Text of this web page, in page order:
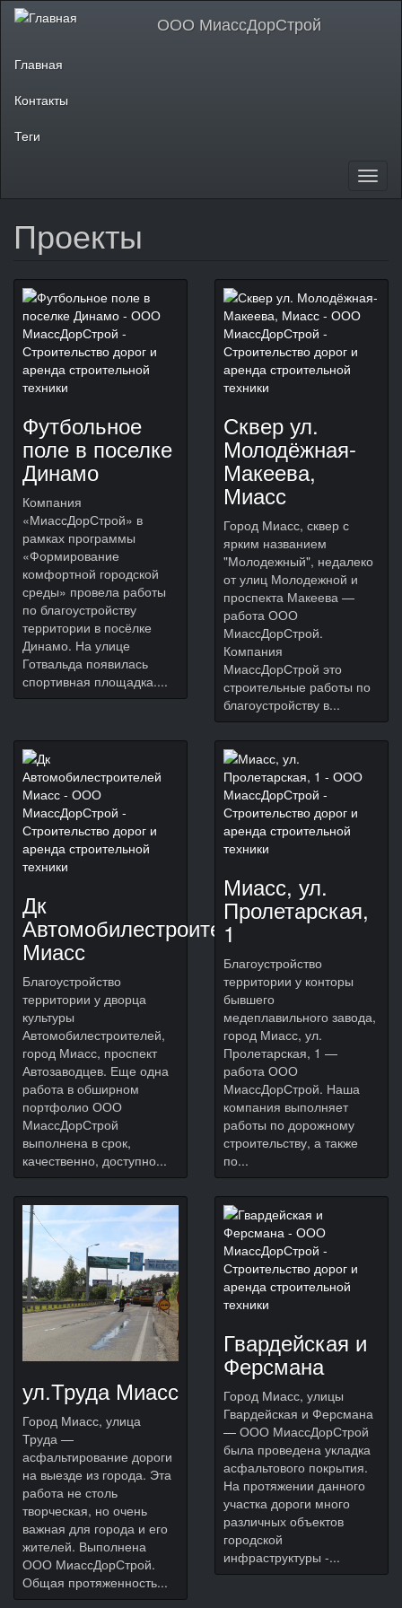
Перейти
содержанию
ООО МиассДорСтрой
Главная
Контакты
Теги
Проекты
Футбольное
поле в поселке
Динамо
Компания
«МиассДорСтрой» в
рамках программы
«Формирование
комфортной городской
среды» провела работы
по благоустройству
территории в посёлке
Динамо. На улице
Готвальда появилась
спортивная площадка....
Сквер ул.
Молодёжная-
Макеева,
Миасс
Город Миасс, сквер с
ярким названием
"Молодежный", недалеко
от улиц Молодежной и
проспекта Макеева —
работа ООО
МиассДорСтрой.
Компания
МиассДорСтрой это
строительные работы по
благоустройству в...
Дк
Автомобилестроителей
Миасс
Благоустройство
территории у дворца
культуры
Автомобилестроителей,
город Миасс, проспект
Автозаводцев. Еще одна
работа в обширном
портфолио ООО
МиассДорСтрой
выполнена в срок,
качественно, доступно...
Миасс, ул.
Пролетарская,
1
Благоустройство
территории у конторы
бывшего
медеплавильного завода,
город Миасс, ул.
Пролетарская, 1 —
работа ООО
МиассДорСтрой. Наша
компания выполняет
работы по дорожному
строительству, а также
по...
ул.Труда Миасс
Город Миасс, улица
Труда —
асфальтирование дороги
на выезде из города. Эта
работа не столь
творческая, но очень
важная для города и его
жителей. Выполнена
ООО МиассДорСтрой.
Общая протяженность...
Гвардейская и
Ферсмана
Город Миасс, улицы
Гвардейская и Ферсмана
— ООО МиассДорСтрой
была проведена укладка
асфальтового покрытия.
На протяжении данного
участка дороги много
различных объектов
городской
инфраструктуры -...